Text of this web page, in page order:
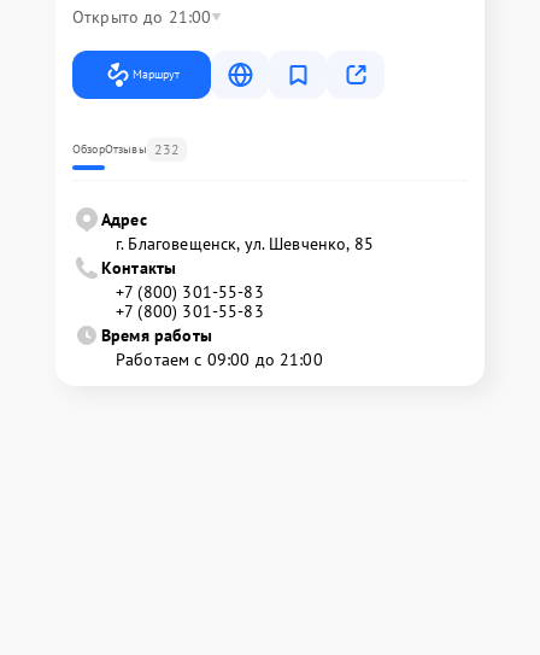
Открыто до 21:00
Маршрут
ОбзорОтзывы 232
Адрес
г. Благовещенск, ул. Шевченко, 85
Контакты
+7 (800) 301-55-83
+7 (800) 301-55-83
Время работы
Работаем с 09:00 до 21:00